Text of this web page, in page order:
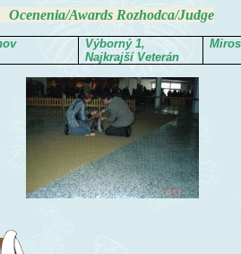
Awards Rozhodca/Judge
Výborný 1,
Najkrajší Veterán